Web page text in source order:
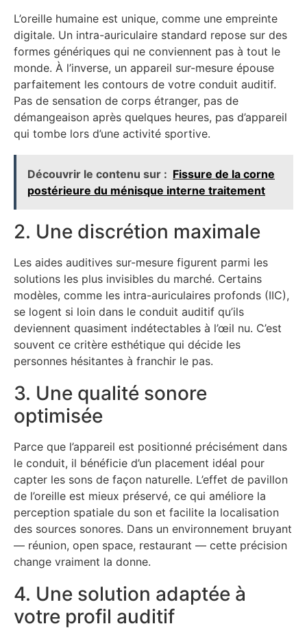
L’oreille humaine est unique, comme une empreinte
digitale. Un intra-auriculaire standard repose sur des
formes génériques qui ne conviennent pas à tout le
monde. À l’inverse, un appareil sur-mesure épouse
parfaitement les contours de votre conduit auditif.
Pas de sensation de corps étranger, pas de
démangeaison après quelques heures, pas d’appareil
qui tombe lors d’une activité sportive.
Découvrir le contenu sur : Fissure de la corne
postérieure du ménisque interne traitement
2. Une discrétion maximale
Les aides auditives sur-mesure figurent parmi les
solutions les plus invisibles du marché. Certains
modèles, comme les intra-auriculaires profonds (IIC),
se logent si loin dans le conduit auditif qu’ils
deviennent quasiment indétectables à l’œil nu. C’est
souvent ce critère esthétique qui décide les
personnes hésitantes à franchir le pas.
3. Une qualité sonore
optimisée
Parce que l’appareil est positionné précisément dans
le conduit, il bénéficie d’un placement idéal pour
capter les sons de façon naturelle. L’effet de pavillon
de l’oreille est mieux préservé, ce qui améliore la
perception spatiale du son et facilite la localisation
des sources sonores. Dans un environnement bruyant
— réunion, open space, restaurant — cette précision
change vraiment la donne.
4. Une solution adaptée à
votre profil auditif